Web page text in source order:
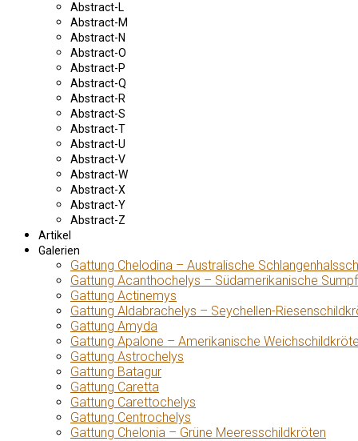
Abstract-L
Abstract-M
Abstract-N
Abstract-O
Abstract-P
Abstract-Q
Abstract-R
Abstract-S
Abstract-T
Abstract-U
Abstract-V
Abstract-W
Abstract-X
Abstract-Y
Abstract-Z
Artikel
Galerien
Gattung Chelodina – Australische
Gattung Acanthochelys – Südamerikanische
Gattung Actinemys
Gattung Aldabrachelys – Seychellen-
Gattung Amyda
Gattung Apalone – Amerikanische
Gattung Astrochelys
Gattung Batagur
Gattung Caretta
Gattung Carettochelys
Gattung Centrochelys
Gattung Chelonia – Grüne Meeresschildkröten